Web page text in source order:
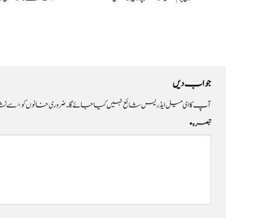
جواب دیں
آپ کا ای میل ایڈریس شائع نہیں کیا جائے گا۔ضروری خانوں کو*سے
تبصرہ*